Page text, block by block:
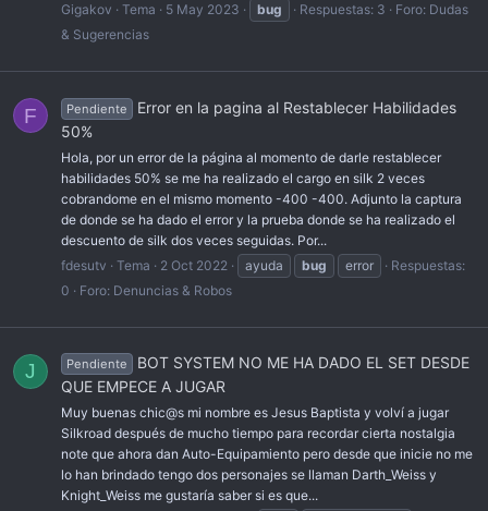
Gigakov
Tema 5 May 2023 bug Respuestas: 3 Foro: Dudas
& Sugerencias
F Pendiente
Error en la pagina al Restablecer Habilidades
50%
Hola, por un error de la página al momento de darle restablecer
habilidades 50% se me ha realizado el cargo en silk 2 veces
cobrandome en el mismo momento -400 -400. Adjunto la captura
de donde se ha dado el error y la prueba donde se ha realizado el
descuento de silk dos veces seguidas. Por...
fdesutv
Tema 2 Oct 2022 ayuda bug error
Respuestas:
0
Foro: Denuncias & Robos
J Pendiente
BOT SYSTEM NO ME HA DADO EL SET DESDE
QUE EMPECE A JUGAR
Muy buenas chic@s mi nombre es Jesus Baptista y volví a jugar
Silkroad después de mucho tiempo para recordar cierta nostalgia
note que ahora dan Auto-Equipamiento pero desde que inicie no me
lo han brindado tengo dos personajes se llaman Darth_Weiss y
Knight_Weiss me gustaría saber si es que...